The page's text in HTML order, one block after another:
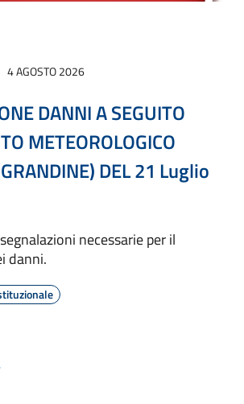
4 AGOSTO 2026
DANNI A SEGUITO
METEOROLOGICO
DEL 21 Luglio
necessarie per il
danni.